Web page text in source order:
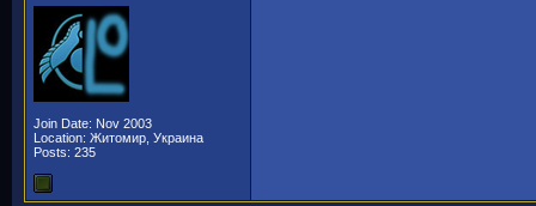
Join Date: Nov 2003
Location: Житомир, Украина
Posts: 235